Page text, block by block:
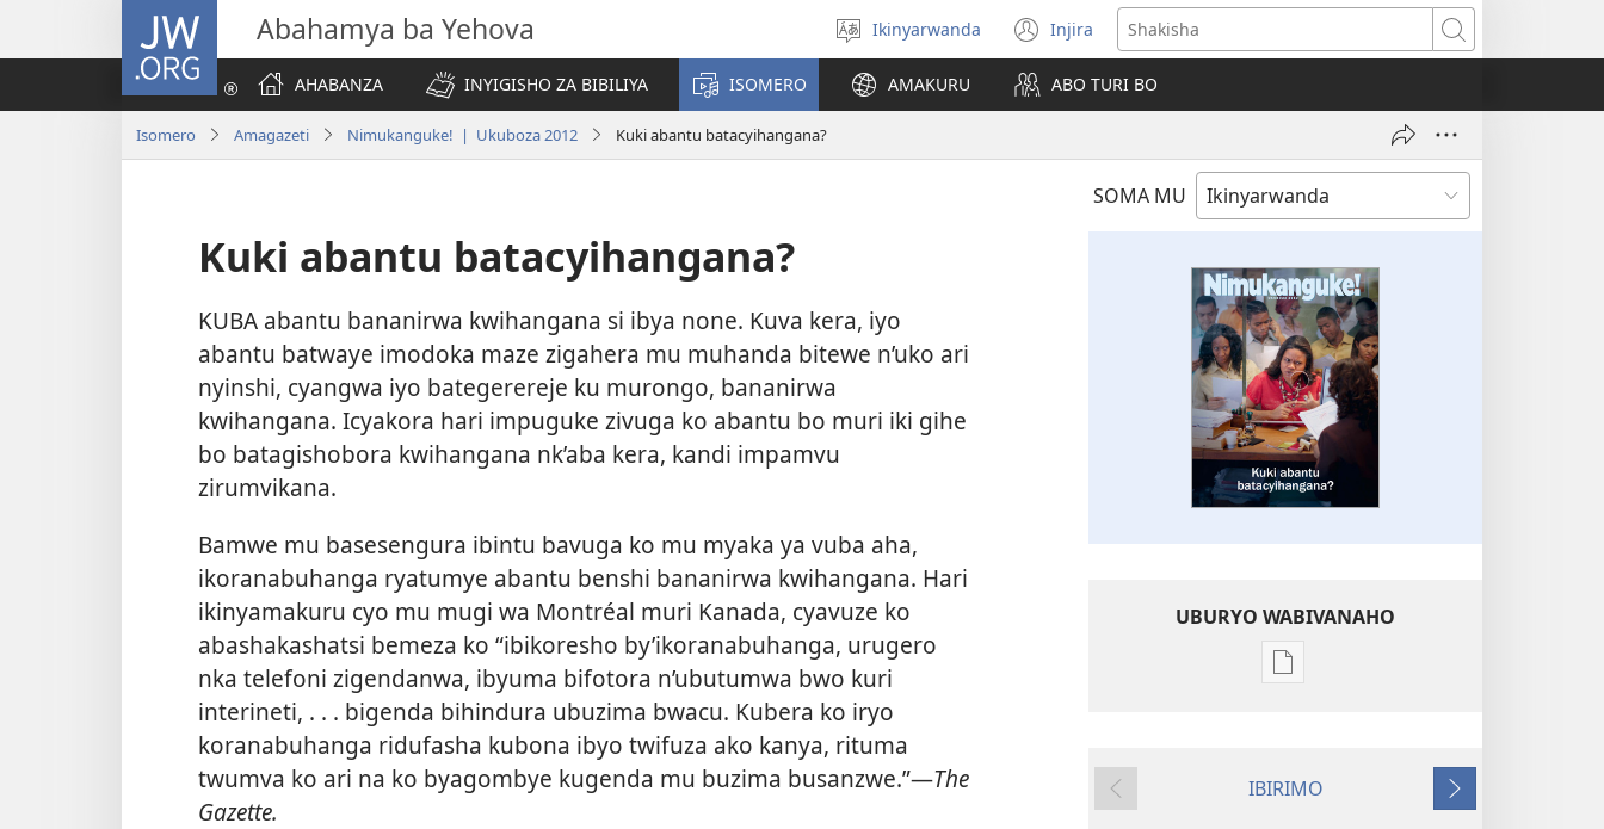
JW.ORG Abahamya ba Yehova
Hitamo
ururimi
Ikinyarwanda Injira
(ifungukire
ahandi)
Shakisha
AHABANZA
INYIGISHO ZA BIBILIYA ISOMERO AMAKURU ABO TURI BO
Isomero Amagazeti Nimukanguke! | Ukuboza 2012 Kuki abantu batacyihangana?
SOMA MU
Kuki abantu batacyihangana?
KUBA abantu bananirwa kwihangana si ibya none. Kuva kera, iyo
abantu batwaye imodoka maze zigahera mu muhanda bitewe n’uko ari
nyinshi, cyangwa iyo bategerereje ku murongo, bananirwa
kwihangana. Icyakora hari impuguke zivuga ko abantu bo muri iki gihe
bo batagishobora kwihangana nk’aba kera, kandi impamvu
zirumvikana.
Bamwe mu basesengura ibintu bavuga ko mu myaka ya vuba aha,
ikoranabuhanga ryatumye abantu benshi bananirwa kwihangana. Hari
ikinyamakuru cyo mu mugi wa Montréal muri Kanada, cyavuze ko
abashakashatsi bemeza ko “ibikoresho by’ikoranabuhanga, urugero
nka telefoni zigendanwa, ibyuma bifotora n’ubutumwa bwo kuri
interineti, . . . bigenda bihindura ubuzima bwacu. Kubera ko iryo
koranabuhanga ridufasha kubona ibyo twifuza ako kanya, rituma
twumva ko ari na ko byagombye kugenda mu buzima busanzwe.”—The
Gazette.
UBURYO WABIVANAHO
Uko
Kuki
Ibibanza
IBIRIMO
Ibikurikira